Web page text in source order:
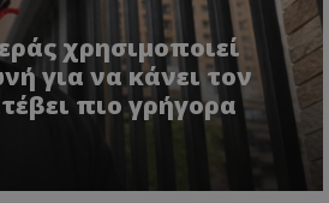
χρησιμοποιεί
για να κάνει τον
πιο γρήγορα